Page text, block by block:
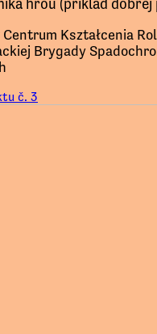
Centrum Kształcenia
Brygady
č. 3